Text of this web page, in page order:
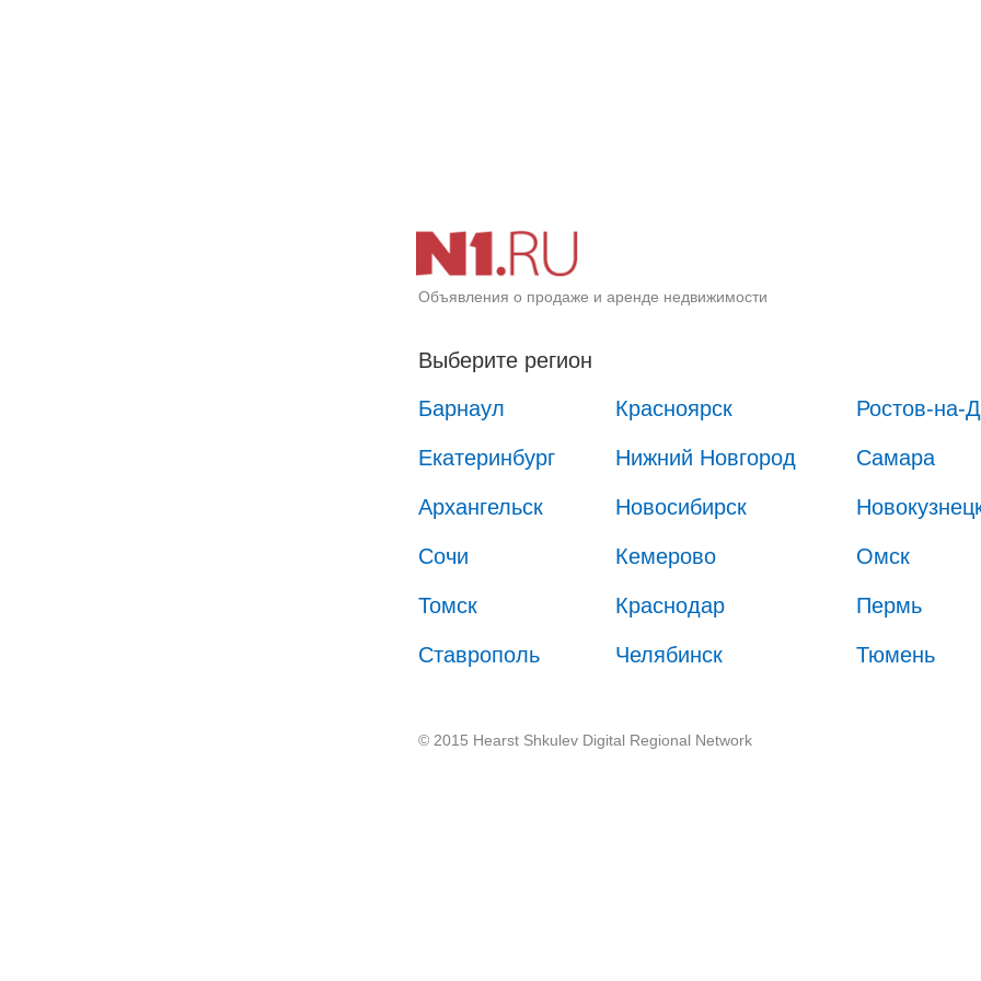
Объявления о продаже и аренде недвижимости
Выберите регион
Барнаул
Красноярск Ростов-на-
Екатеринбург Нижний Новгород Самара
Архангельск Новосибирск
Сочи Кемерово Омск
Томск Краснодар Пермь
Ставрополь Челябинск Тюмень
© 2015 Hearst Shkulev Digital Regional Network